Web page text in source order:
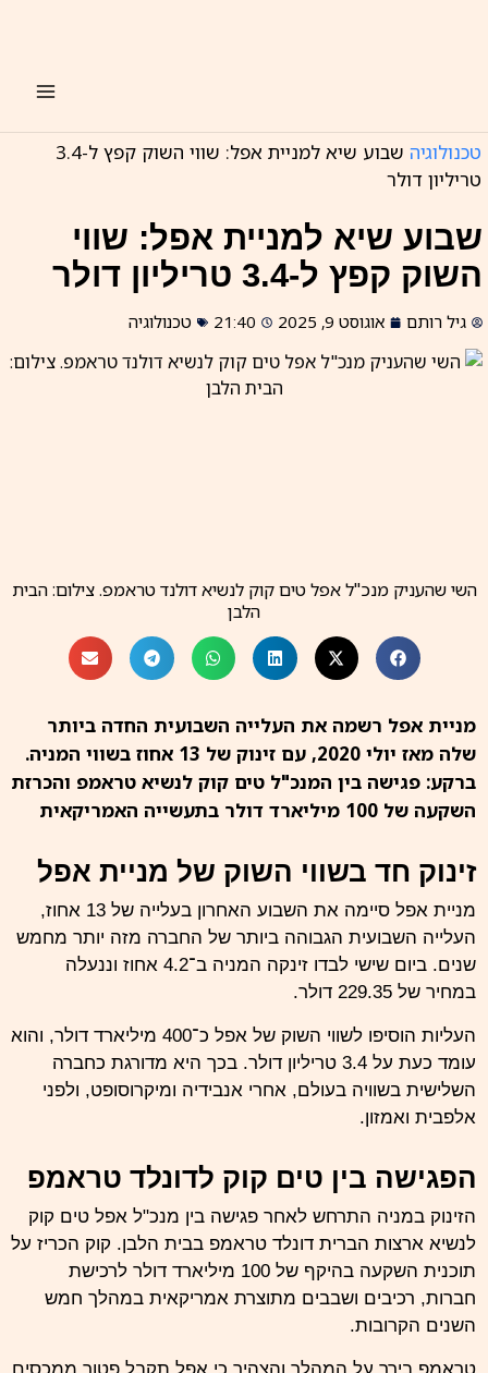
טכנולוגיה
שבוע שיא למניית אפל: שווי השוק קפץ ל-3.4
טריליון דולר
שבוע שיא למניית אפל: שווי
השוק קפץ ל-3.4 טריליון דולר
גיל רותם אוגוסט 9, 2025 21:40 טכנולוגיה
השי שהעניק מנכ"ל אפל טים קוק לנשיא דולנד טראמפ. צילום: הבית
הלבן
מניית אפל רשמה את העלייה השבועית החדה ביותר
שלה מאז יולי 2020, עם זינוק של 13 אחוז בשווי המניה.
ברקע: פגישה בין המנכ"ל טים קוק לנשיא טראמפ והכרזת
השקעה של 100 מיליארד דולר בתעשייה האמריקאית
זינוק חד בשווי השוק של מניית אפל
מניית אפל
סיימה את השבוע האחרון בעלייה של 13 אחוז,
העלייה השבועית הגבוהה ביותר של החברה מזה יותר מחמש
שנים. ביום שישי לבדו זינקה המניה ב־4.2 אחוז וננעלה
במחיר של 229.35 דולר.
העליות הוסיפו לשווי השוק של אפל
כ־400 מיליארד דולר, והוא
עומד כעת על 3.4 טריליון דולר. בכך היא מדורגת כחברה
השלישית בשוויה בעולם, אחרי אנבידיה ומיקרוסופט, ולפני
אלפבית ואמזון.
הפגישה בין טים קוק לדונלד טראמפ
הזינוק במניה התרחש לאחר פגישה בין מנכ"לאפל טים קוק
לנשיא ארצות הבריתדונלד טראמפ בבית הלבן. קוק הכריז על
תוכנית השקעה בהיקף של 100 מיליארד דולר לרכישת
חברות, רכיבים ושבבים מתוצרת אמריקאית במהלך חמש
השנים הקרובות.